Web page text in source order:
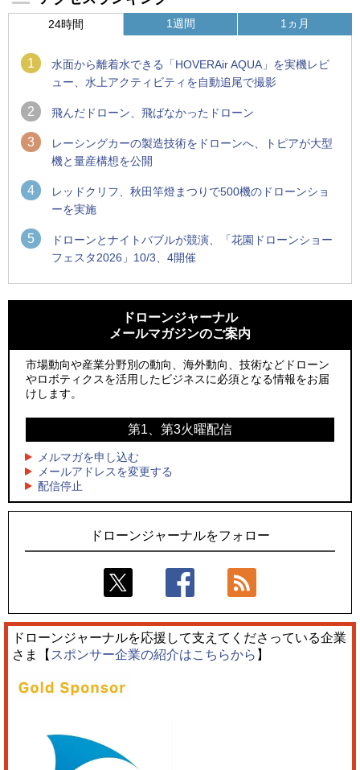
24時間
1
水面から離着水できる「HOVERAir AQUA」を実機レビ
ュー、水上アクティビティを自動追尾で撮影
2 飛んだドローン、飛ばなかったドローン
3
レーシングカーの製造技術をドローンへ、トピアが大型
機と量産構想を公開
4
レッドクリフ、秋田竿燈まつりで500機のドローンショ
ーを実施
5
ドローンとナイトバブルが競演、「花園ドローンショー
フェスタ2026」10/3、4開催
1週間
ーンが採択、国産機で量産調達を目指す
飛んだドローン、飛ばなかったドローン
ドローンとナイトバブルが競演、「花園ドローンショーフェ
スタ2026」10/3、4開催
水面から離着水できる「HOVERAir AQUA」を実機レビュー、
水上アクティビティを自動追尾で撮影
レーシングカーの製造技術をドローンへ、トピアが大型機と
量産構想を公開
1ヵ月
ン」とドローンショーによる新演出を実施
防衛装備庁「迎撃ドローン早期取得プログラム」にテラドロ
ーンが採択、国産機で量産調達を目指す
サザンビーチちがさき花火大会で「復活の花火」打ち上げ、
ロボデックス、2時間超の飛行を目指す新型水素燃料電池ドロ
ーンを公開
防衛だけではない、測量から屋内点検まで展開するテラドロ
ーンのソリューション
ドローンジャーナル
メールマガジンのご案内
市場動向や産業分野別の動向、海外動向、技術などドローン
やロボティクスを活用したビジネスに必須となる情報をお届
けします。
第1、第3火曜配信
メルマガを申し込む
メールアドレスを変更する
配信停止
ドローンジャーナルをフォロー
ドローンジャーナルを応援して支えてくださっている企業
さま【 スポンサー企業の紹介はこちらから 】